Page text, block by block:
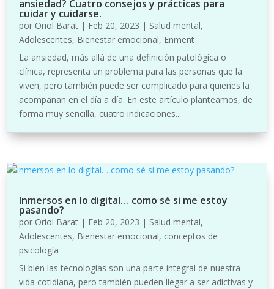
ansiedad? Cuatro consejos y prácticas para
cuidar y cuidarse.
por Oriol Barat | Feb 20, 2023 | Salud mental,
Adolescentes, Bienestar emocional, Enment
La ansiedad, más allá de una definición patológica o
clínica, representa un problema para las personas que la
viven, pero también puede ser complicado para quienes la
acompañan en el día a día. En este artículo planteamos, de
forma muy sencilla, cuatro indicaciones...
Inmersos en lo digital… como sé si me estoy
pasando?
por Oriol Barat | Feb 20, 2023 | Salud mental,
Adolescentes, Bienestar emocional, conceptos de
psicología
Si bien las tecnologías son una parte integral de nuestra
vida cotidiana, pero también pueden llegar a ser adictivas y